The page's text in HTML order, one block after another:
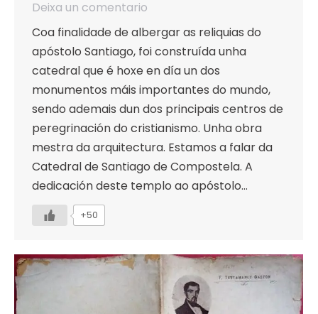
Deixa un comentario
Coa finalidade de albergar as reliquias do
apóstolo Santiago, foi construída unha
catedral que é hoxe en día un dos
monumentos máis importantes do mundo,
sendo ademais dun dos principais centros de
peregrinación do cristianismo. Unha obra
mestra da arquitectura. Estamos a falar da
Catedral de Santiago de Compostela. A
dedicación deste templo ao apóstolo…
+50